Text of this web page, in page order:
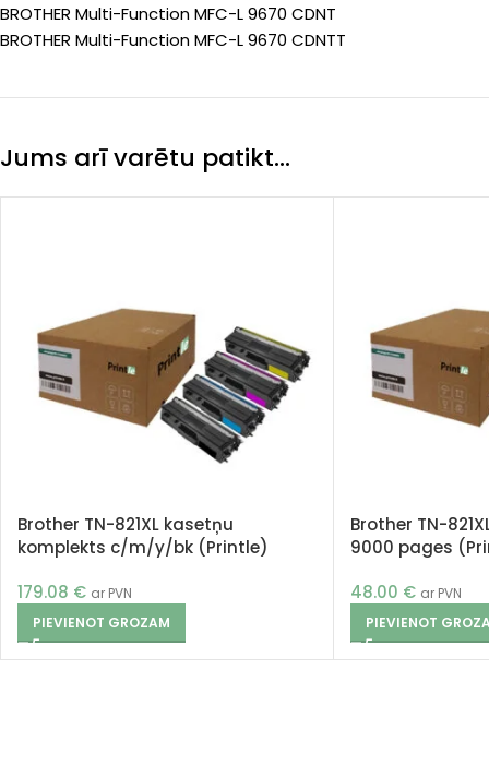
BROTHER Multi-Function MFC-L 9670 CDNT
BROTHER Multi-Function MFC-L 9670 CDNTT
Jums arī varētu patikt…
Brother TN-821XL kasetņu
komplekts c/m/y/bk (Printle)
179.08 € ar PVN
PIEVIENOT GROZAM
Brother TN-
9000 pages
48.00 € ar PVN
PIEVIENOT